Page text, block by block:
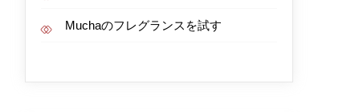
Muchaのフレグランスを試す